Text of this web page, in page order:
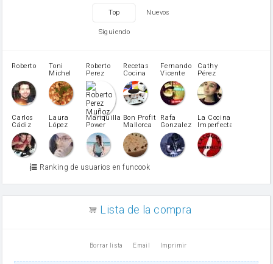
Harina para bizcocho
patatas
pimiento rojo
Pimentón
pimiento verde
miel
vino blanco
Azúcar glass
Azúcar moreno
Zumo de limón
arroz
Top Nuevos
Siguiendo
Roberto
Toni
Michel
Caubet
Roberto
Perez
Muñoz
Recetas
Cocina
Fernando
Vicente
Cathy
Pérez
Carlos
Cádiz
Laura
López
Martínez
Mariquilla
Power
Bon Profit
Mallorca
Rafa
Gonzalez
La Cocina
Imperfecta
Ranking de usuarios en funcook
Lista de la compra
Borrar lista Email Imprimir